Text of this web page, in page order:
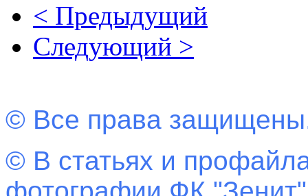
< Предыдущий
Следующий >
© Все права
© В статьях и